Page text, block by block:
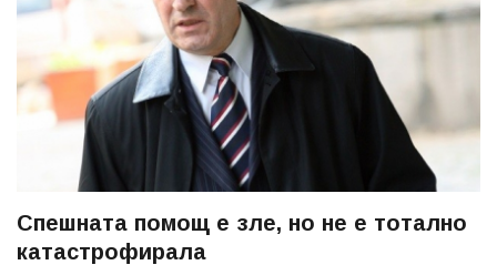
Спешната помощ е зле, но не е тотално
катастрофирала